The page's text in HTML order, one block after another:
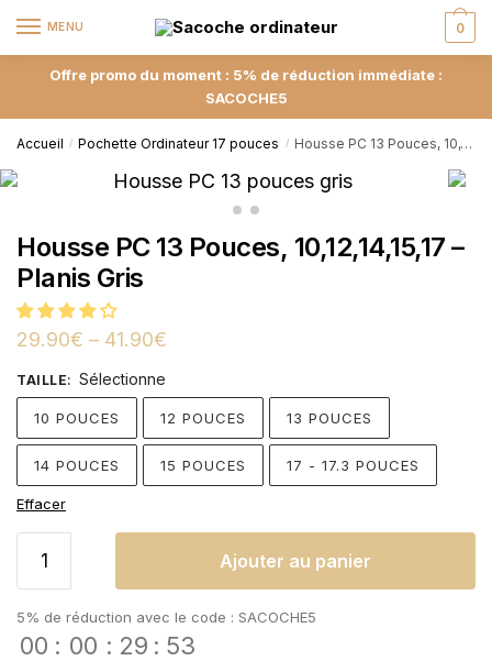
MENU 0
Offre promo du moment : 5% de réduction immédiate :
SACOCHE5
Accueil / Pochette Ordinateur 17 pouces / Housse PC 13 Pouces, 10,12,14,15,17 – Planis Gris
Housse PC 13 Pouces, 10,12,14,15,17 –
Planis Gris
29.90€ – 41.90€
TAILLE: Sélectionne
10 POUCES 12 POUCES 13 POUCES
14 POUCES 15 POUCES 17 - 17.3 POUCES
Effacer
Ajouter au panier
5% de réduction avec le code : SACOCHE5
00 : 00 : 29 : 52